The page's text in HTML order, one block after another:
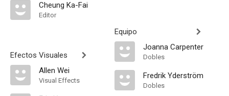
Cheung Ka-Fai
Editor
Efectos Visuales
Allen Wei
Visual Effects
Equipo
Joanna Carpenter
Dobles
Fredrik Yderström
Dobles